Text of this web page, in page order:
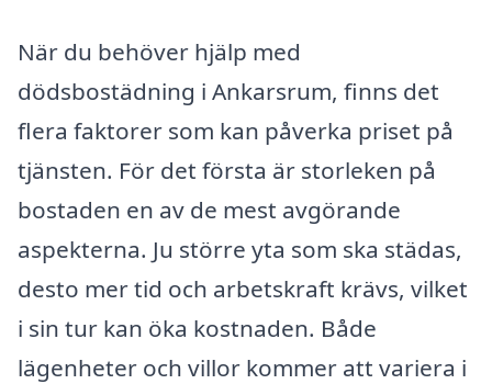
När du behöver hjälp med
dödsbostädning i Ankarsrum, finns det
flera faktorer som kan påverka priset på
tjänsten. För det första är storleken på
bostaden en av de mest avgörande
aspekterna. Ju större yta som ska städas,
desto mer tid och arbetskraft krävs, vilket
i sin tur kan öka kostnaden. Både
lägenheter och villor kommer att variera i